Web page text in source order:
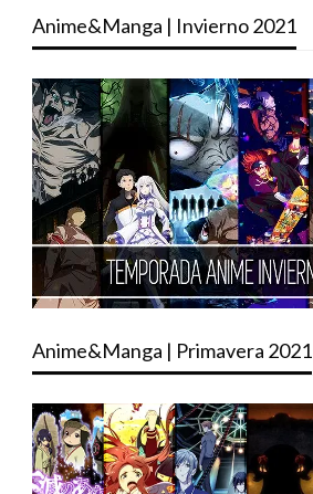
Anime&Manga | Invierno 2021
Anime&Manga | Primavera 2021